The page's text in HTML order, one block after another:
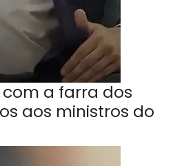
a farra dos
aos ministros do